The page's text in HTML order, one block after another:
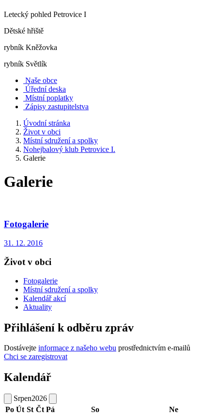
Letecký pohled Petrovice I
Dětské hřiště
rybník Kněžovka
rybník Světlík
Naše obce
Úřední deska
Místní poplatky
Zápisy zastupitelstva
Úvodní stránka
Život v obci
Místní sdružení a spolky
Nohejbalový klub Petrovice I.
Galerie
Galerie
Fotogalerie
31. 12. 2016
Život v obci
Fotogalerie
Místní sdružení a spolky
Kalendář akcí
Aktuality
Přihlášení k odběru zpráv
Dostávejte informace z našeho webu prostřednictvím e-mailů
Chci se zaregistrovat
Kalendář
Srpen2026
Po Út St Čt Pá So Ne